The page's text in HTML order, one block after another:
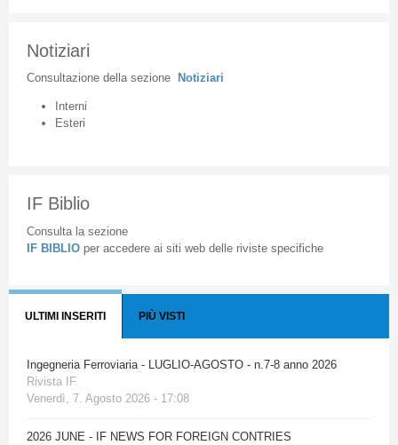
Notiziari
Consultazione della sezione Notiziari
Interni
Esteri
IF Biblio
Consulta la sezione
IF BIBLIO per accedere ai siti web delle riviste specifiche
ULTIMI INSERITI PIÙ VISTI
Ingegneria Ferroviaria - LUGLIO-AGOSTO - n.7-8 anno 2026
Rivista IF
Venerdì, 7. Agosto 2026 - 17:08
2026 JUNE - IF NEWS FOR FOREIGN CONTRIES